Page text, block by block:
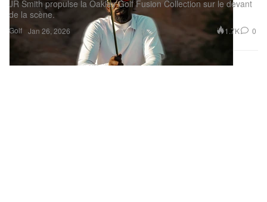
Golf
JR Smith propulse la Oakley Golf Fusion Collection sur le devant
de la scène.
Jan 26, 2026 1.7K 0